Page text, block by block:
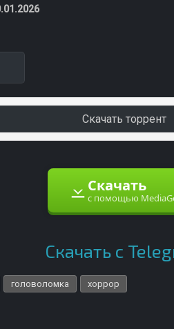
Скачать торрент
Скачать
с помощью
Скачать с
головоломка хоррор